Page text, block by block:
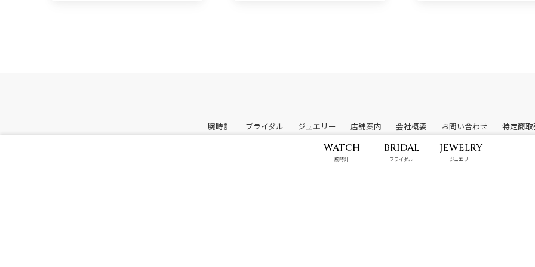
腕時計 ブライダル ジュエリー 店舗案内 会社概要 お問い合わせ 特定商
WATCH
腕時計
BRIDAL
ブライダル
JEWELRY
ジュエリー